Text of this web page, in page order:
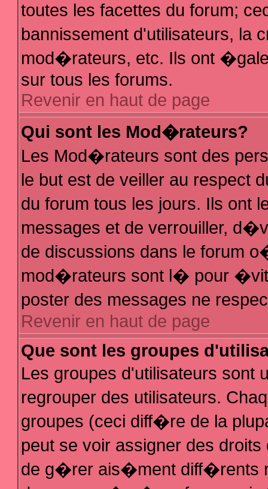
toutes les facettes du forum;
bannissement d'utilisateurs, la
mod�rateurs, etc. Ils ont
sur tous les forums.
Revenir en haut de page
Qui sont les Mod�rateurs?
Les Mod�rateurs sont des
le but est de veiller au respect
du forum tous les jours. Ils ont
messages et de verrouiller,
de discussions dans le forum
mod�rateurs sont l� pour
poster des messages ne
Revenir en haut de page
Que sont les groupes
Les groupes d'utilisateurs sont
regrouper des utilisateurs.
groupes (ceci diff�re de la
peut se voir assigner des
de g�rer ais�ment diff�rents